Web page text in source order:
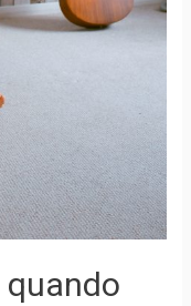
quando